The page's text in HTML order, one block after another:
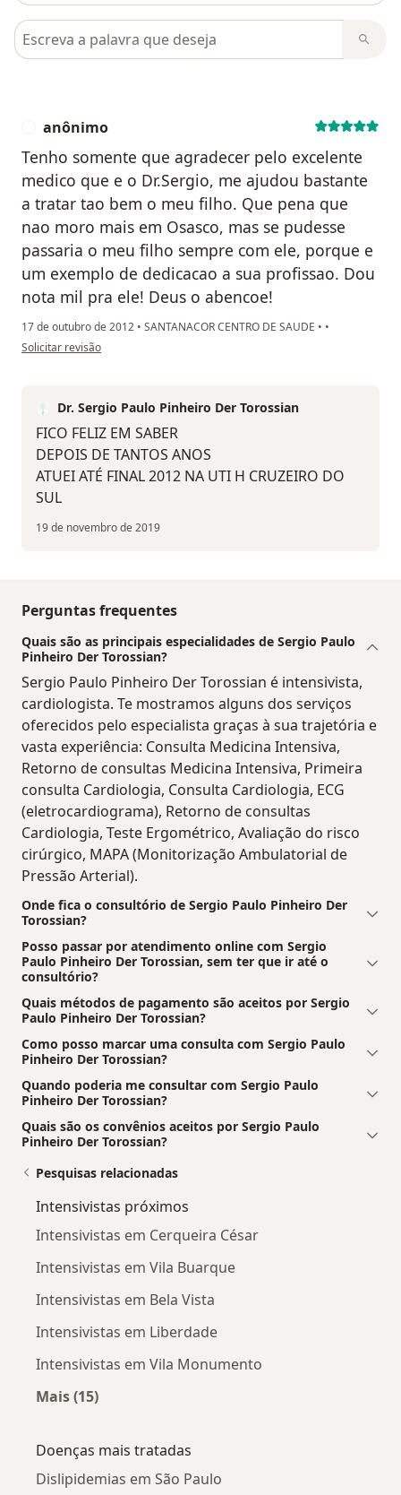
Pesquisar em opiniões
anônimo
Tenho somente que agradecer pelo excelente
medico que e o Dr.Sergio, me ajudou bastante
a tratar tao bem o meu filho. Que pena que
nao moro mais em Osasco, mas se pudesse
passaria o meu filho sempre com ele, porque e
um exemplo de dedicacao a sua profissao. Dou
nota mil pra ele! Deus o abencoe!
17 de outubro de 2012 • SANTANACOR CENTRO DE SAUDE • •
na opinião do utilizador anônimo
Solicitar revisão
Dr. Sergio Paulo Pinheiro Der Torossian
FICO FELIZ EM SABER
DEPOIS DE TANTOS ANOS
ATUEI ATÉ FINAL 2012 NA UTI H CRUZEIRO DO
SUL
19 de novembro de 2019
Perguntas frequentes
Quais são as principais especialidades de Sergio Paulo
Pinheiro Der Torossian?
Sergio Paulo Pinheiro Der Torossian é intensivista,
cardiologista. Te mostramos alguns dos serviços
oferecidos pelo especialista graças à sua trajetória e
vasta experiência: Consulta Medicina Intensiva,
Retorno de consultas Medicina Intensiva, Primeira
consulta Cardiologia, Consulta Cardiologia, ECG
(eletrocardiograma), Retorno de consultas
Cardiologia, Teste Ergométrico, Avaliação do risco
cirúrgico, MAPA (Monitorização Ambulatorial de
Pressão Arterial).
Onde fica o consultório de Sergio Paulo Pinheiro Der
Torossian?
Posso passar por atendimento online com Sergio
Paulo Pinheiro Der Torossian, sem ter que ir até o
consultório?
Quais métodos de pagamento são aceitos por Sergio
Paulo Pinheiro Der Torossian?
Como posso marcar uma consulta com Sergio Paulo
Pinheiro Der Torossian?
Quando poderia me consultar com Sergio Paulo
Pinheiro Der Torossian?
Quais são os convênios aceitos por Sergio Paulo
Pinheiro Der Torossian?
Pesquisas relacionadas
Intensivistas próximos
Intensivistas em Cerqueira César
Intensivistas em Vila Buarque
Intensivistas em Bela Vista
Intensivistas em Liberdade
Intensivistas em Vila Monumento
Mais (15)
Doenças mais tratadas
Dislipidemias em São Paulo